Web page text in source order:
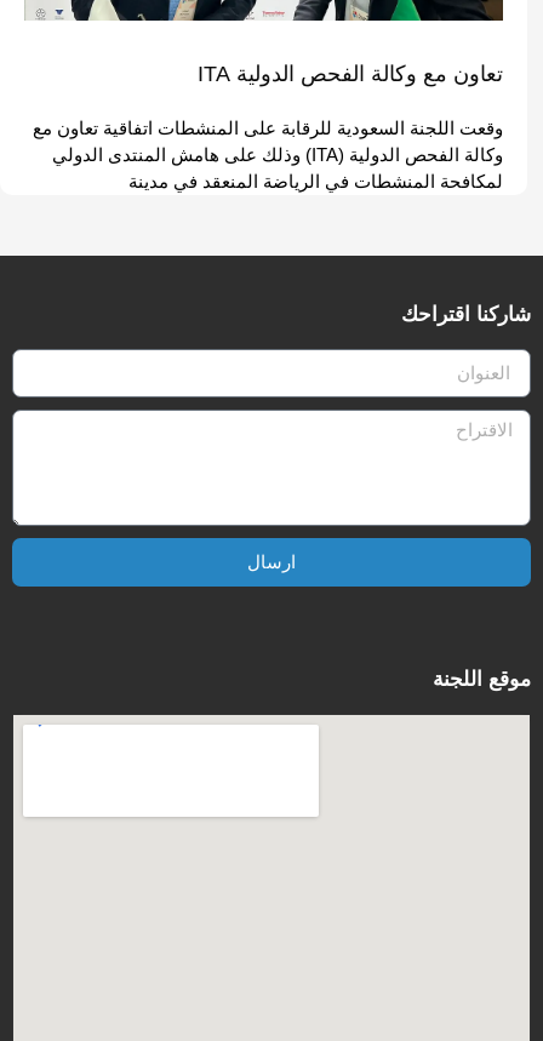
تعاون مع وكالة الفحص الدولية ITA
وقعت اللجنة السعودية للرقابة على المنشطات اتفاقية تعاون مع
وكالة الفحص الدولية (ITA) وذلك على هامش المنتدى الدولي
لمكافحة المنشطات في الرياضة المنعقد في مدينة
شاركنا اقتراحك
ارسال
موقع اللجنة